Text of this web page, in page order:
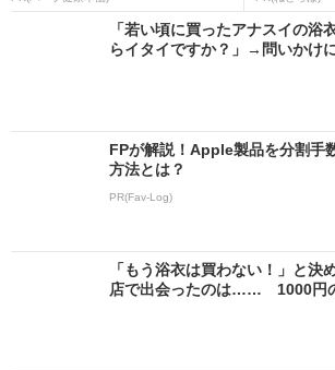
「若い頃に買ったアナスイの浴
らイタイですか？」→問いかけ
FPが解説！Apple製品を分割手
方法とは？
PR(Fav-Log)
「もう浴衣は買わない！」と
店で出会ったのは…… 1000円